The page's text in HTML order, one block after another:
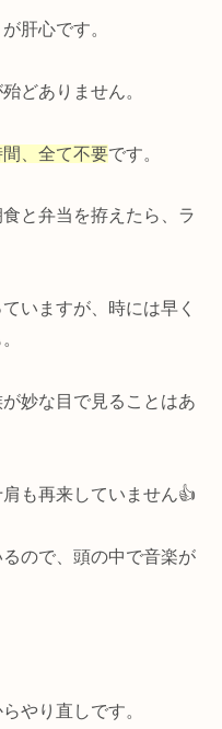
肝心です。
どありません。
、全て不要です。
と弁当を拵えたら、ラ
いますが、時には早く
妙な目で見ることはあ
も再来していません👍
ので、頭の中で音楽が
やり直しです。